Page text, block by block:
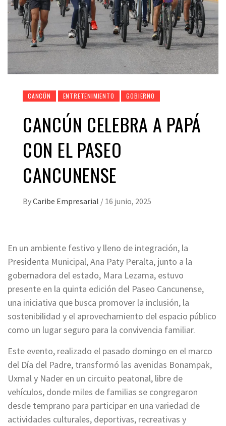
CANCÚN ENTRETENIMIENTO GOBIERNO
CANCÚN CELEBRA A PAPÁ
CON EL PASEO
CANCUNENSE
ByCaribe Empresarial / 16 junio, 2025
En un ambiente festivo y lleno de integración, la
Presidenta Municipal, Ana Paty Peralta, junto a la
gobernadora del estado, Mara Lezama, estuvo
presente en la quinta edición del Paseo Cancunense,
una iniciativa que busca promover la inclusión, la
sostenibilidad y el aprovechamiento del espacio público
como un lugar seguro para la convivencia familiar.
Este evento, realizado el pasado domingo en el marco
del Día del Padre, transformó las avenidas Bonampak,
Uxmal y Nader en un circuito peatonal, libre de
vehículos, donde miles de familias se congregaron
desde temprano para participar en una variedad de
actividades culturales, deportivas, recreativas y